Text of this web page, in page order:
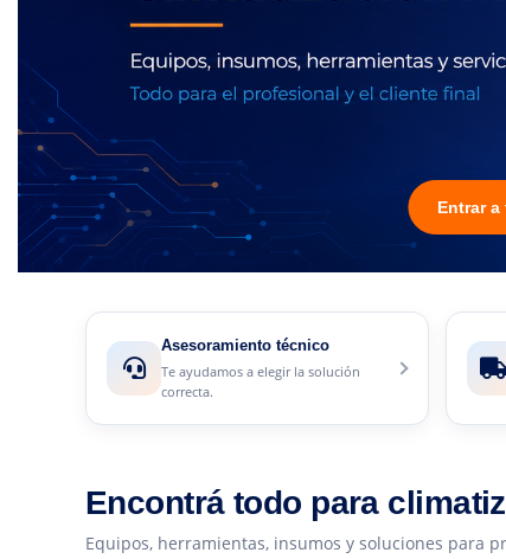
Entrar
Asesoramiento técnico
Te ayudamos a elegir la solución
correcta.
Encontrá todo para
Equipos, herramientas, insumos y soluciones para